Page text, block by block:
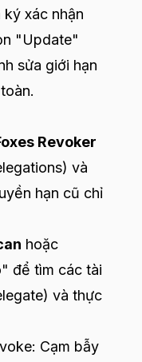
xác nhận
"Update"
sửa giới hạn
Revoker
và
hạn cũ chỉ
hoặc
để tìm các tài
và thực
Cạm bẫy